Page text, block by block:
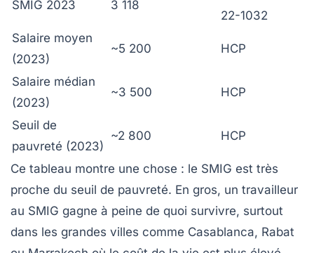
SMIG 2023 3 118
22-1032
Salaire moyen
(2023)
~5 200 HCP
Salaire médian
(2023)
~3 500 HCP
Seuil de
pauvreté (2023)
~2 800 HCP
Ce tableau montre une chose : le SMIG est très
proche du seuil de pauvreté. En gros, un travailleur
au SMIG gagne à peine de quoi survivre, surtout
dans les grandes villes comme Casablanca, Rabat